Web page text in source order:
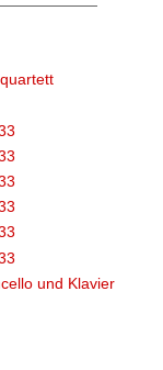
und Klavier